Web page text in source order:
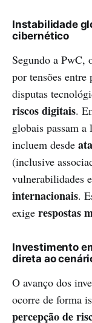
Instabilidade
cibernético
Segundo a PwC,
por tensões entre
disputas
riscos digitais.
globais passam
incluem desde
(inclusive
vulnerabilidades
internacionais.
exige respostas
Investimento
direta ao
O avanço dos
ocorre de forma
percepção de